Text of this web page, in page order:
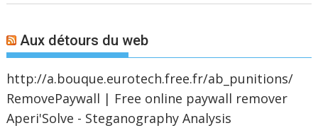
Aux détours du web
http://a.bouque.eurotech.free.fr/ab_punitions/
RemovePaywall | Free online paywall remover
Aperi'Solve - Steganography Analysis